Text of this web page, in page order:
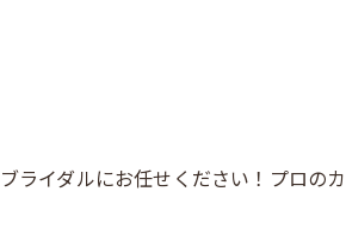
ライダルにお任せください！プロ